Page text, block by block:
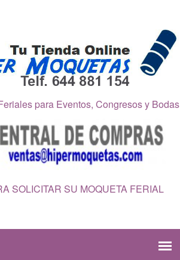
para Eventos, Congresos y Bodas
SOLICITAR SU MOQUETA FERIAL